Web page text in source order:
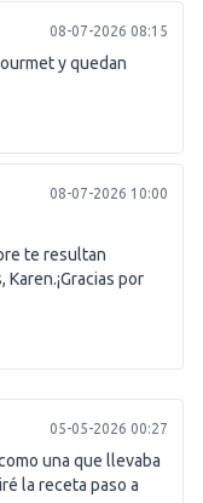
08-07-2026 08:15
y quedan
08-07-2026 10:00
te resultan
por
05-05-2026 00:27
una que llevaba
la receta paso a